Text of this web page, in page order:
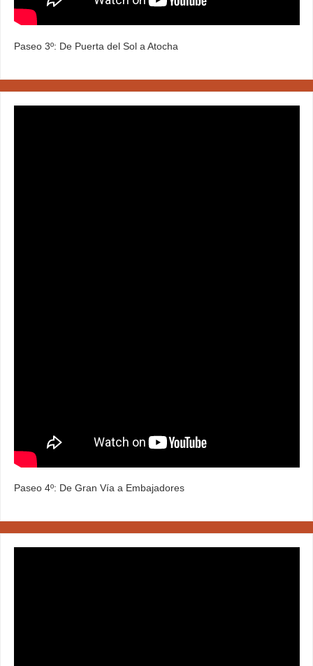
Paseo 3º: De Puerta del Sol a Atocha
Paseo 4º: De Gran Vía a Embajadores